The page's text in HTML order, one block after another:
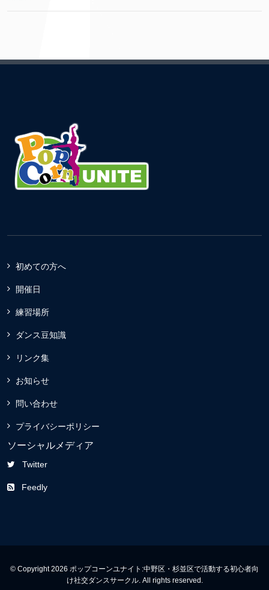
初めての方へ
開催日
練習場所
ダンス豆知識
リンク集
お知らせ
問い合わせ
プライバシーポリシー
ソーシャルメディア
Twitter
Feedly
© Copyright 2026 ポップコーンユナイト:中野区・杉並区で活動する初心者向
け社交ダンスサークル. All rights reserved.